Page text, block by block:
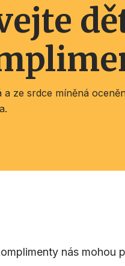
a ze srdce míněná
nás mohou